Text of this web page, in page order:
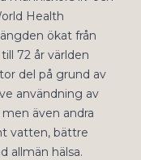
Health
ökat från
72 år världen
del på grund av
användning av
även andra
vatten, bättre
allmän hälsa.